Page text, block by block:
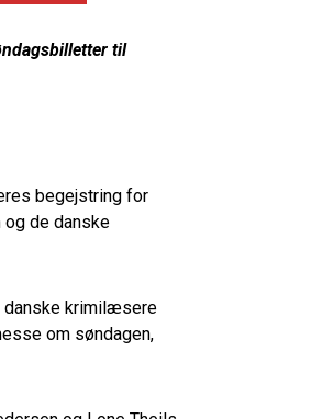
til
begejstring for
de danske
danske krimilæsere
om søndagen,